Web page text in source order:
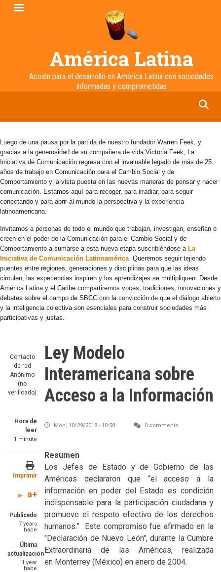
Pasar
América Latina
Acción para el desarrollo en América Latina con sociedades
informadas y comprometidas
Luego de una pausa por la partida de nuestro fundador Warren Feek, y
gracias a la generosidad de su compañera de vida Victoria Feek, La
Iniciativa de Comunicación regresa con el invaluable legado de más de 25
años de trabajo en Comunicación para el Cambio Social y de
Comportamiento y la vista puesta en las nuevas maneras de pensar y hacer
comunicación. Estamos aquí para recoger, para irradiar, para seguir
conectando y para abrir al mundo la perspectiva y la experiencia
latinoamericana.
Invitamos a personas de todo el mundo que trabajan, investigan, enseñan o
creen en el poder de la Comunicación para el Cambio Social y de
Comportamiento a sumarse a esta nueva etapa suscribiéndose a La
Iniciativa de Comunicación Latinoamérica. Queremos seguir tejiendo
puentes entre regiones, generaciones y disciplinas para que las ideas
circulen, las experiencias inspiren y los aprendizajes se multipliquen. Desde
América Latina y el Caribe compartiremos voces, tradiciones, innovaciones y
debates sobre el campo de SBCC con la convicción de que el diálogo abierto
y la inteligencia colectiva son esenciales para construir sociedades más
participativas y justas.
Contacto
de red
Anónimo
(no
verificado)
Hora de
leer
1 minute
Imprimir
a- a+
Publicado
7 years
hace
Última
actualización
1 year
hace
Ley Modelo
Interamericana sobre
Acceso a la Información
Mon, 10/29/2018 - 10:58 0 comments
Resumen
Los Jefes de Estado y de Gobierno de las
Américas declararon que “el acceso a la
información en poder del Estado es condición
indispensable para la participación ciudadana y
promueve el respeto efectivo de los derechos
humanos.” Este compromiso fue afirmado en la
"Declaración de Nuevo León", durante la Cumbre
Extraordinaria de las Américas, realizada
en Monterrey (México) en enero de 2004.